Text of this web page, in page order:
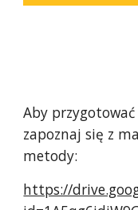
Aby
zapoznaj się z
metody:
https://